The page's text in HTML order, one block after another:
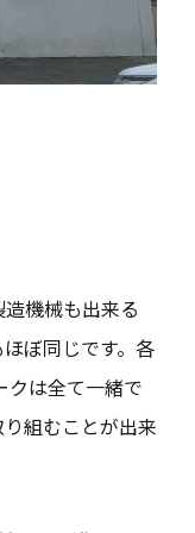
機械も出来る
ぼ同じです。各
クは全て一緒で
組むことが出来